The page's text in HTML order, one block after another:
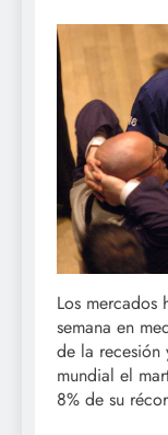
Los mercados
semana en
de la recesión
mundial el
8% de su